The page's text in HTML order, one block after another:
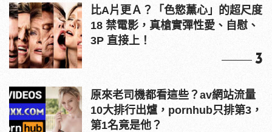
比A片更Ａ？「色慾薰心」的超尺度
18 禁電影，真槍實彈性愛、自慰、
3P 直接上！
3
原來老司機都看這些？av網站流量
10大排行出爐，pornhub只排第3，
第1名竟是他？